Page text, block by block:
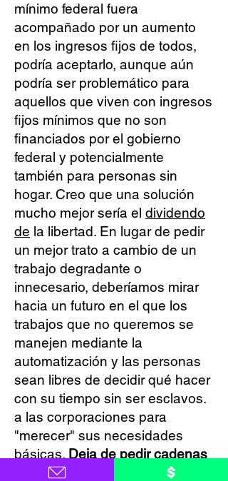
mínimo federal fuera
acompañado por un aumento
en los ingresos fijos de todos,
podría aceptarlo, aunque aún
podría ser problemático para
aquellos que viven con ingresos
fijos mínimos que no son
financiados por el gobierno
federal y potencialmente
también para personas sin
hogar. Creo que una solución
mucho mejor sería el dividendo
de la libertad. En lugar de pedir
un mejor trato a cambio de un
trabajo degradante o
innecesario, deberíamos mirar
hacia un futuro en el que los
trabajos que no queremos se
manejen mediante la
automatización y las personas
sean libres de decidir qué hacer
con su tiempo sin ser esclavos.
a las corporaciones para
"merecer" sus necesidades
básicas. Deja de pedir cadenas
más bonitas; lucha por la